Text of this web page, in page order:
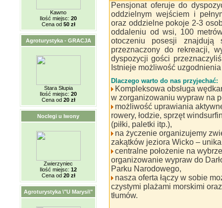
Kawno
Ilość miejsc: 20
Cena od 50 zł
Agroturystyka - GRACJA
Stara Słupia
Ilość miejsc: 20
Cena od 20 zł
Noclegi u Iwony
Zwierzyniec
Ilość miejsc: 12
Cena od 20 zł
Agroturystyka \"U Marysi\"
Pensjonat oferuje do
oddzielnym wejściem i
oraz oddzielne pokoje 2-3
oddaleniu od wsi, 100
otoczeniu posesji
przeznaczony do rekreacji,
dyspozycji gości
Istnieje możliwość
Dlaczego warto do nas przyjechać:
Kompleksowa obsługa
w zorganizowaniu wypraw na
możliwość uprawiania
rowery, łodzie, sprzęt
(piłki, paletki itp.),
na życzenie organizujemy
zakątków jeziora Wicko –
centralne położenie na
organizowanie wypraw do
Parku Narodowego,
nasza oferta łączy w sobie
czystymi plażami morskimi
tłumów.